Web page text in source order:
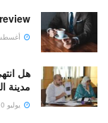
أغسطس 21,
هل
مدينة
يوليو 10, 2025